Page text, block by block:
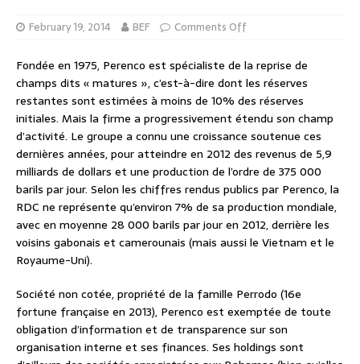
February 19, 2014 BEF Comments Off
Fondée en 1975, Perenco est spécialiste de la reprise de
champs dits « matures », c’est-à-dire dont les réserves
restantes sont estimées à moins de 10% des réserves
initiales. Mais la firme a progressivement étendu son champ
d’activité. Le groupe a connu une croissance soutenue ces
dernières années, pour atteindre en 2012 des revenus de 5,9
milliards de dollars et une production de l’ordre de 375 000
barils par jour. Selon les chiffres rendus publics par Perenco, la
RDC ne représente qu’environ 7% de sa production mondiale,
avec en moyenne 28 000 barils par jour en 2012, derrière les
voisins gabonais et camerounais (mais aussi le Vietnam et le
Royaume-Uni).
Société non cotée, propriété de la famille Perrodo (16e
fortune française en 2013), Perenco est exemptée de toute
obligation d’information et de transparence sur son
organisation interne et ses finances. Ses holdings sont